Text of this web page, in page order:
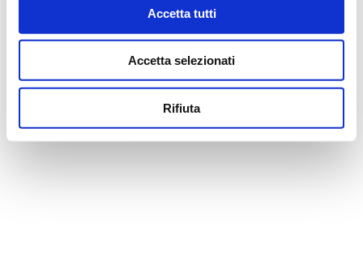
Accetta tutti
Accetta selezionati
Rifiuta
Il Signore, nella Sua infinità bontà e misericordia verso noi
tutti deboli umani, l’avrà già colta fra le Sue braccia aperte.
Ero intenzionato a partecipare alle esequie; poi, visto il
tempo inclemente, non me la sono sentita. Mi ricorderò di lei
Spero mi vorrai perdonare